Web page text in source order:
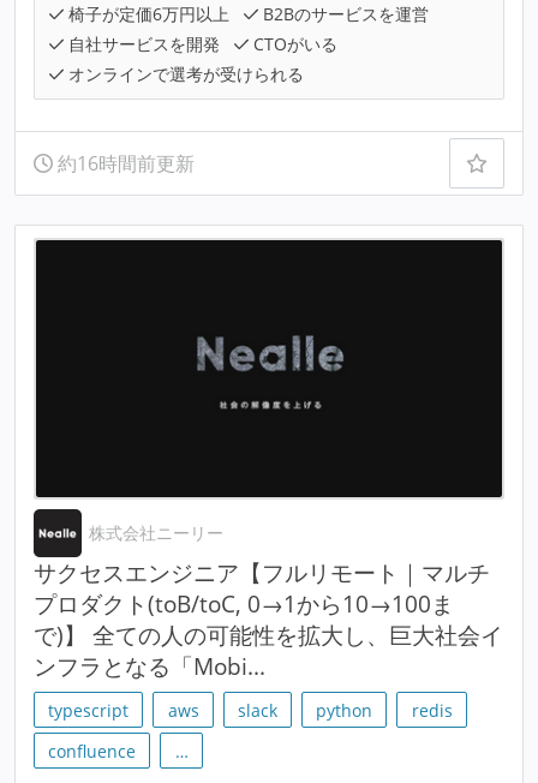
椅子が定価6万円以上
B2Bのサービスを運営
自社サービスを開発
CTOがいる
オンラインで選考が受けられる
約16時間前更新
株式会社ニーリー
サクセスエンジニア【フルリモート｜マルチ
プロダクト(toB/toC, 0→1から10→100ま
で)】 全ての人の可能性を拡大し、巨大社会イ
ンフラとなる「Mobi...
typescript aws slack python
redis
confluence
…